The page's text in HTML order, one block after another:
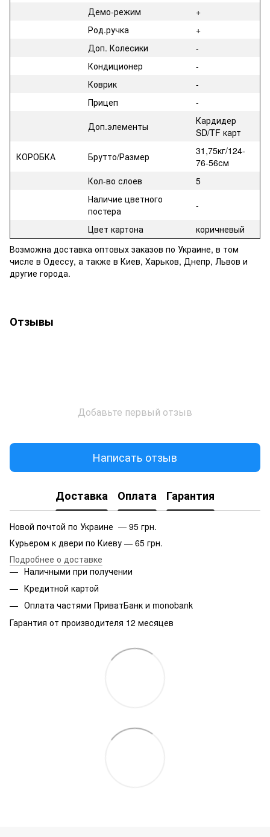
Демо-режим
+
Род.ручка
+
Доп. Колесики
-
Кондиционер
-
Коврик
-
Прицеп
-
Доп.элементы
Кардидер
SD/TF карт
КОРОБКА
Брутто/Размер
31,75кг/124-
76-56см
Кол-во слоев
5
Наличие цветного
постера
-
Цвет картона
коричневый
Возможна доставка оптовых заказов по Украине, в том
числе в Одессу, а также в Киев, Харьков, Днепр, Львов и
другие города.
Отзывы
Добавьте первый отзыв
Написать отзыв
Доставка Оплата Гарантия
Новой почтой по Украине — 95 грн.
Курьером к двери по Киеву — 65 грн.
Подробнее о доставке
Наличными при получении
Кредитной картой
Оплата частями ПриватБанк и monobank
Гарантия от производителя 12 месяцев